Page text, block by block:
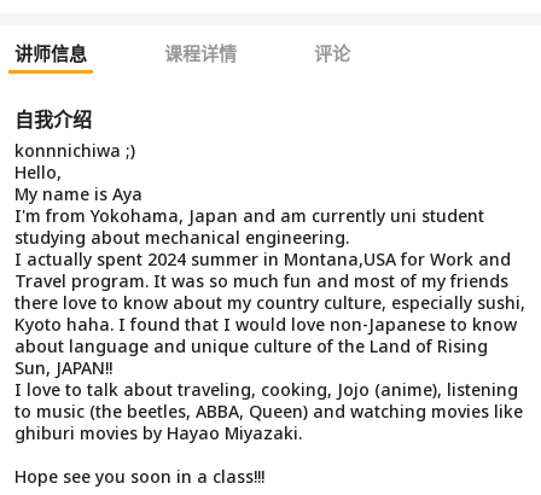
讲师信息 课程详情 评论
自我介绍
konnnichiwa ;)
Hello,
My name is Aya
I'm from Yokohama, Japan and am currently uni student
studying about mechanical engineering.
I actually spent 2024 summer in Montana,USA for Work and
Travel program. It was so much fun and most of my friends
there love to know about my country culture, especially sushi,
Kyoto haha. I found that I would love non-Japanese to know
about language and unique culture of the Land of Rising
Sun, JAPAN!!
I love to talk about traveling, cooking, Jojo (anime), listening
to music (the beetles, ABBA, Queen) and watching movies like
ghiburi movies by Hayao Miyazaki.
Hope see you soon in a class!!!